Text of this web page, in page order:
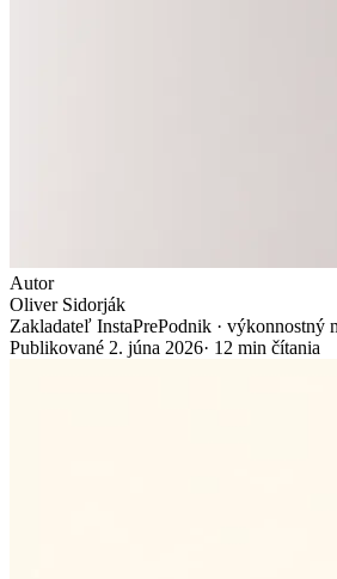
Autor
Oliver Sidorják
Zakladateľ InstaPrePodnik · výkonnostný
Publikované 2. júna 2026· 12 min čítania